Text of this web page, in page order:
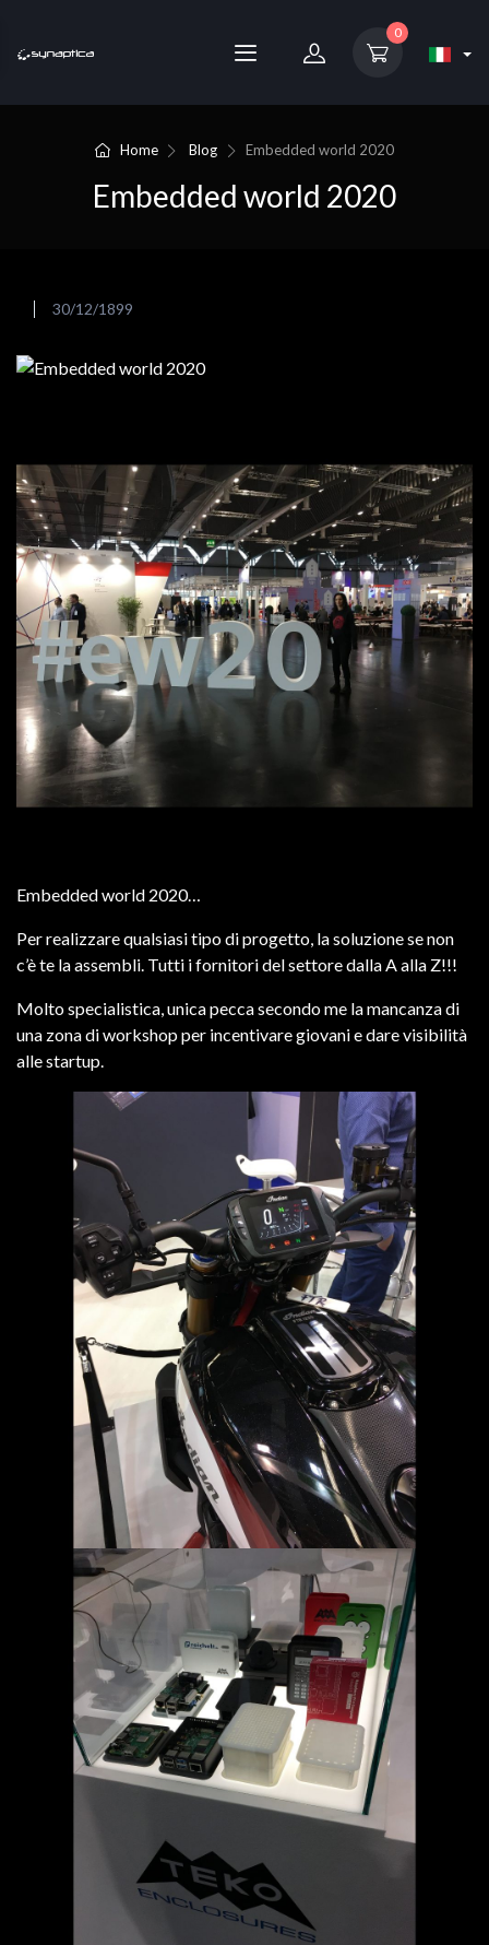
0
Home Blog Embedded world 2020
Embedded world 2020
30/12/1899
Embedded world 2020…
Per realizzare qualsiasi tipo di progetto, la soluzione se non
c’è te la assembli. Tutti i fornitori del settore dalla A alla Z!!!
Molto specialistica, unica pecca secondo me la mancanza di
una zona di workshop per incentivare giovani e dare visibilità
alle startup.